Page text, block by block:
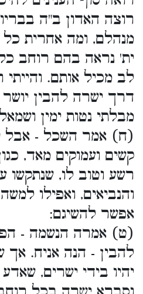
רוצה האדון ב"ה
מנהלם, ומה אחרית
ית' נראה בהם רוחב
לב מכיל אותם.
דרך ישרה להבין יושר
מבלתי נטות ימין
(ח) אמר השכל - אבל
קשים ועמוקים מאד,
רשע וטוב לו, שנתקשו
והנביאים, ואפילו
אפשר להשיגם:
(ט) אמרה הנשמה -
להבין - הנה אניח.
יהיו בידי ישרים,